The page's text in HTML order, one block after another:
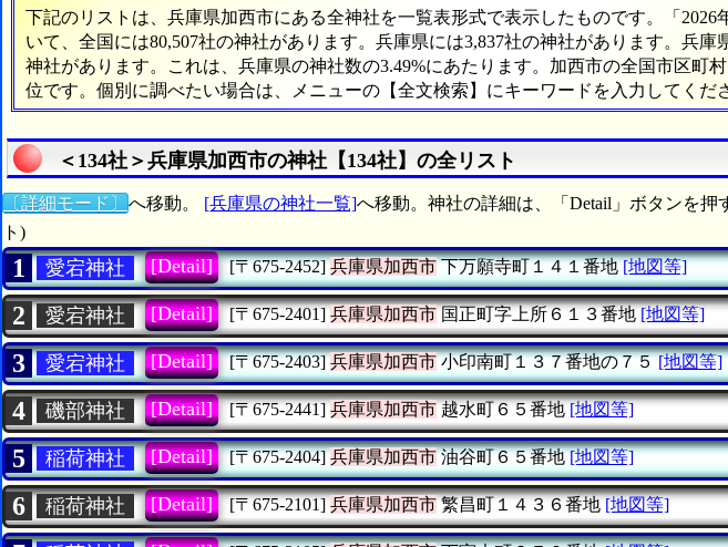
下記のリストは、兵庫県加西市にある全神社を一覧表形式で表示したものです。「2026
いて、全国には80,507社の神社があります。兵庫県には3,837社の神社があります。兵庫
神社があります。これは、兵庫県の神社数の3.49%にあたります。加西市の全国市区町
位です。個別に調べたい場合は、メニューの【全文検索】にキーワードを入力してくだ
＜134社＞兵庫県加西市の神社【134社】の全リスト
〔詳細モード〕 へ移動。 [兵庫県の神社一覧]へ移動。神社の詳細は、「Detail」ボタンを押
ト)
1 愛宕神社 [Detail] [〒675-2452] 兵庫県加西市下万願寺町１４１番地 [地図等]
2 愛宕神社 [Detail] [〒675-2401] 兵庫県加西市国正町字上所６１３番地 [地図等]
3 愛宕神社 [Detail] [〒675-2403] 兵庫県加西市小印南町１３７番地の７５ [地図等]
4 磯部神社 [Detail] [〒675-2441] 兵庫県加西市越水町６５番地 [地図等]
5 稲荷神社 [Detail] [〒675-2404] 兵庫県加西市油谷町６５番地 [地図等]
6 稲荷神社 [Detail] [〒675-2101] 兵庫県加西市繁昌町１４３６番地 [地図等]